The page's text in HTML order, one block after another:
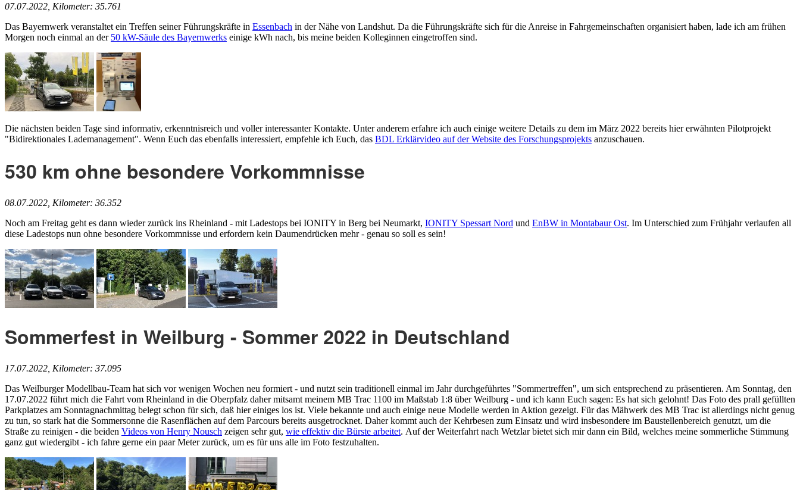
07.07.2022, Kilometer: 35.761
Das Bayernwerk veranstaltet ein Treffen seiner Führungskräfte in Essenbach in der Nähe von Landshut. Da die Führungskräfte sich für die Anreise in Fahrgemeinschaften organisiert haben, lade ich am frühen
Morgen noch einmal an der 50 kW-Säule des Bayernwerks einige kWh nach, bis meine beiden Kolleginnen eingetroffen sind.
Die nächsten beiden Tage sind informativ, erkenntnisreich und voller interessanter Kontakte. Unter anderem erfahre ich auch einige weitere Details zu dem im März 2022 bereits hier erwähnten Pilotprojekt
"Bidirektionales Lademanagement". Wenn Euch das ebenfalls interessiert, empfehle ich Euch, das BDL Erklärvideo auf der Website des Forschungsprojekts anzuschauen.
530 km ohne besondere Vorkommnisse
08.07.2022, Kilometer: 36.352
Noch am Freitag geht es dann wieder zurück ins Rheinland - mit Ladestops bei IONITY in Berg bei Neumarkt, IONITY Spessart Nord und EnBW in Montabaur Ost. Im Unterschied zum Frühjahr verlaufen all
diese Ladestops nun ohne besondere Vorkommnisse und erfordern kein Daumendrücken mehr - genau so soll es sein!
Sommerfest in Weilburg - Sommer 2022 in Deutschland
17.07.2022, Kilometer: 37.095
Das Weilburger Modellbau-Team hat sich vor wenigen Wochen neu formiert - und nutzt sein traditionell einmal im Jahr durchgeführtes "Sommertreffen", um sich entsprechend zu präsentieren. Am Sonntag, den
17.07.2022 führt mich die Fahrt vom Rheinland in die Oberpfalz daher mitsamt meinem MB Trac 1100 im Maßstab 1:8 über Weilburg - und ich kann Euch sagen: Es hat sich gelohnt! Das Foto des prall gefüllten
Parkplatzes am Sonntagnachmittag belegt schon für sich, daß hier einiges los ist. Viele bekannte und auch einige neue Modelle werden in Aktion gezeigt. Für das Mähwerk des MB Trac ist allerdings nicht genug
zu tun, so stark hat die Sommersonne die Rasenflächen auf dem Parcours bereits ausgetrocknet. Daher kommt auch der Kehrbesen zum Einsatz und wird insbesondere im Baustellenbereich genutzt, um die
Straße zu reinigen - die beiden Videos von Henry Nousch zeigen sehr gut, wie effektiv die Bürste arbeitet. Auf der Weiterfahrt nach Wetzlar bietet sich mir dann ein Bild, welches meine sommerliche Stimmung
ganz gut wiedergibt - ich fahre gerne ein paar Meter zurück, um es für uns alle im Foto festzuhalten.